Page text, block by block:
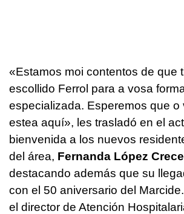
«Estamos moi contentos de que
escollido Ferrol para a vosa
especializada. Esperemos que o
estea aquí», les trasladó en el
bienvenida a los nuevos
del área, Fernanda López
destacando además que su
con el 50 aniversario del
el director de Atención